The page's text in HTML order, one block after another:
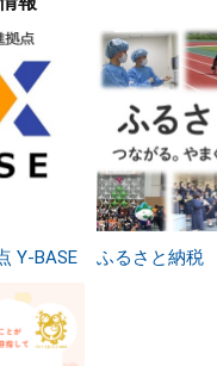
Y-BASE ふるさと納税